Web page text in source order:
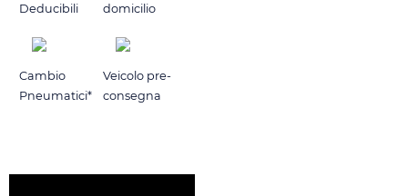
Deducibili
domicilio
Cambio
Pneumatici*
Veicolo pre-
consegna